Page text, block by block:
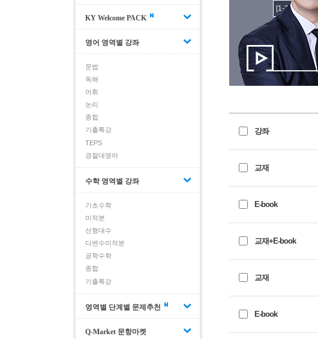
KY Welcome PACK
영어 영역별 강좌
문법
독해
어휘
논리
종합
기출특강
TEPS
경찰대영어
수학 영역별 강좌
기초수학
미적분
선형대수
다변수미적분
공학수학
종합
기출특강
영역별 단계별 문제추천
Q-Market 문항마켓
강좌
교재
E-book
교재+E-book
교재
E-book